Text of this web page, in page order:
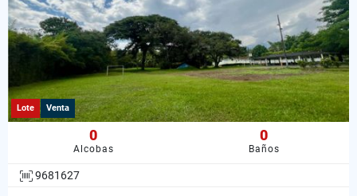
Lote Venta
0
Alcobas
0
Baños
9681627